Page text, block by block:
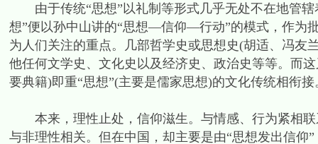
由于传统“思想”以礼制等形式几乎无处不在地管辖
想”便以孙中山讲的“思想—信仰—行动”的模式，作为
为人们关注的重点。几部哲学史或思想史(胡适、冯友
他任何文学史、文化史以及经济史、政治史等等。而
要典籍)即重“思想”(主要是儒家思想)的文化传统相衔接
本来，理性止处，信仰滋生。与情感、行为紧相联
与非理性相关。但在中国，却主要是由“思想发出信仰